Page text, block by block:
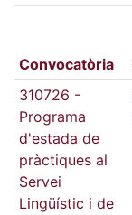
Convocatòria
310726 -
Programa
d'estada de
pràctiques al
Servei
Lingüístic i de